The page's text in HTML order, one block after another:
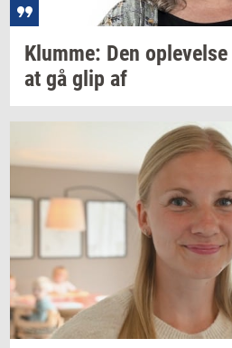
Klum­me: Den op­le­vel­se
at gå glip af